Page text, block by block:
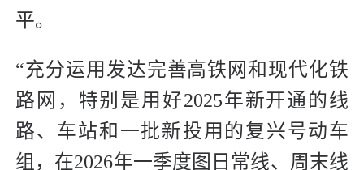
平。
“充分运用发达完善高铁网和现代化铁
路网，特别是用好2025年新开通的线
路、车站和一批新投用的复兴号动车
组，在2026年一季度图日常线、周末线